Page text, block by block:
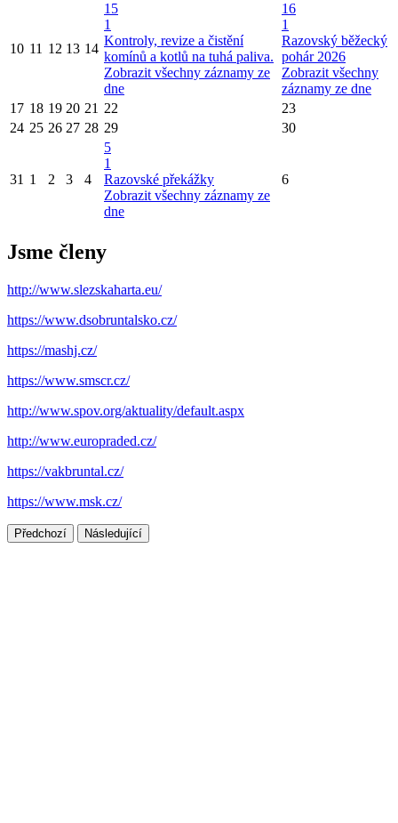
10 11 12 13 14
15
1
Kontroly, revize a čistění
komínů a kotlů na tuhá paliva.
Zobrazit všechny záznamy ze
dne
16
1
Razovský běžecký
pohár 2026
Zobrazit všechny
záznamy ze dne
17 18 19 20 21 22
23
24 25 26 27 28 29 30
31 1 2 3 4
5
1
Razovské překážky
Zobrazit všechny záznamy ze
dne
6
Jsme členy
http://www.slezskaharta.eu/
https://www.dsobruntalsko.cz/
https://mashj.cz/
https://www.smscr.cz/
http://www.spov.org/aktuality/default.aspx
http://www.europraded.cz/
https://vakbruntal.cz/
https://www.msk.cz/
Předchozí Následující